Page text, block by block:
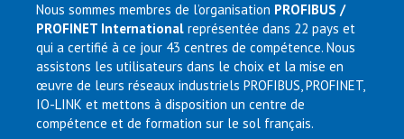
Nous sommes membres de l’organisation PROFIBUS /
PROFINET International représentée dans 22 pays et
qui a certifié à ce jour 43 centres de compétence. Nous
assistons les utilisateurs dans le choix et la mise en
œuvre de leurs réseaux industriels PROFIBUS, PROFINET,
IO-LINK et mettons à disposition un centre de
compétence et de formation sur le sol français.